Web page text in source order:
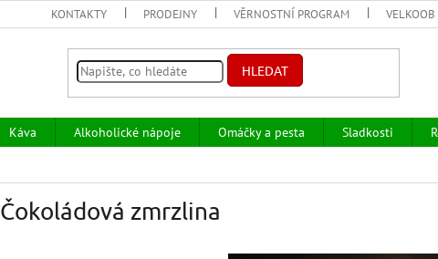
KONTAKTY PRODEJNY VĚRNOSTNÍ PROGRAM
HLEDAT
Káva Alkoholické nápoje Omáčky a pesta Sladkosti
Čokoládová zmrzlina